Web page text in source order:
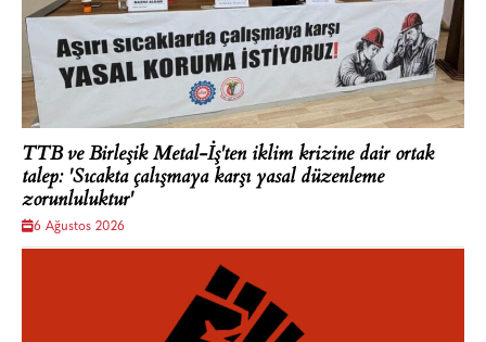
TTB ve Birleşik Metal-İş'ten iklim krizine dair ortak
talep: 'Sıcakta çalışmaya karşı yasal düzenleme
zorunluluktur'
6 Ağustos 2026